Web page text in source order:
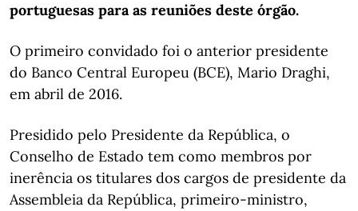
portuguesas para as reuniões deste órgão.
O primeiro convidado foi o anterior presidente
do Banco Central Europeu (BCE), Mario Draghi,
em abril de 2016.
Presidido pelo Presidente da República, o
Conselho de Estado tem como membros por
inerência os titulares dos cargos de presidente da
Assembleia da República, primeiro-ministro,